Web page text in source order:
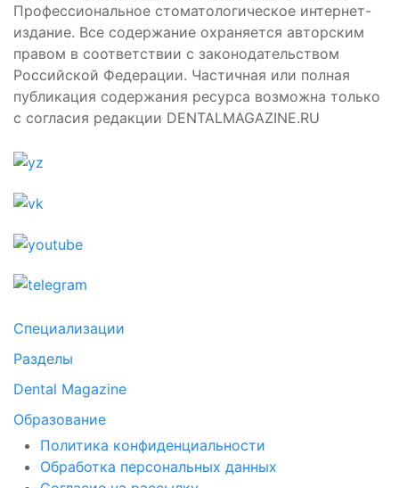
Профессиональное стоматологическое интернет-
издание. Все содержание охраняется авторским
правом в соответствии с законодательством
Российской Федерации. Частичная или полная
публикация содержания ресурса возможна только
с согласия редакции DENTALMAGAZINE.RU
Специализации
Разделы
Dental Magazine
Образование
Политика конфиденциальности
Обработка персональных данных